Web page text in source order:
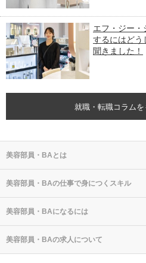
エフ・ジー・
するにはどう
聞きました！
就職・転職コラムを
美容部員・BAとは
美容部員・BAの仕事で身につくスキル
美容部員・BAになるには
美容部員・BAの求人について